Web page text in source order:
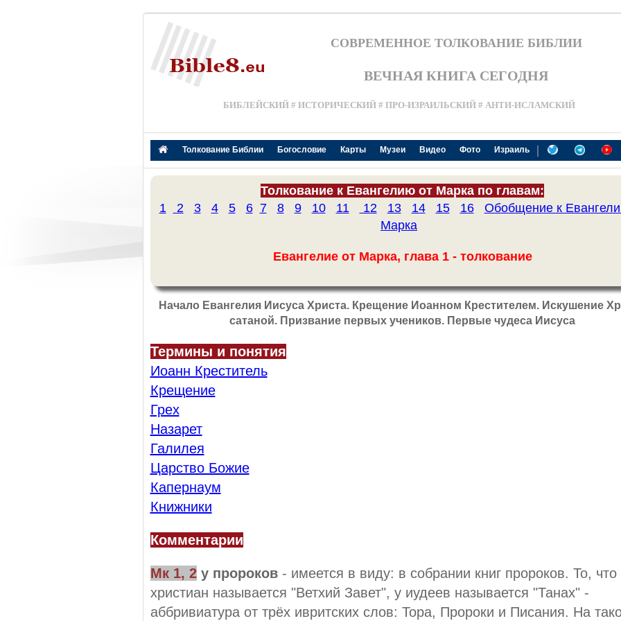
СОВРЕМЕННОЕ ТОЛКОВАНИЕ БИБЛИИ
ВЕЧНАЯ КНИГА СЕГОДНЯ
БИБЛЕЙСКИЙ # ИСТОРИЧЕСКИЙ # ПРО-ИЗРАИЛЬСКИЙ # АНТИ-ИСЛАМСКИЙ
Толкование Библии Богословие Карты Музеи Видео Фото Израиль |
Толкование к Евангелию от Марка по главам:
1
2 3 4 5 6 7 8 9 10 11 12 13 14 15 16
Обобщение к
Марка
Евангелие от Марка, глава 1 - толкование
Начало Евангелия Иисуса Христа. Крещение Иоанном Крестителем. Искушение
сатаной. Призвание первых учеников. Первые чудеса Иисуса
Термины и понятия
Иоанн Креститель
Крещение
Грех
Назарет
Галилея
Царство Божие
Капернаум
Книжники
Комментарии
Мк 1, 2у пророков- имеется в виду: в собрании книг пророков. То, что
христиан называется "Ветхий Завет", у иудеев называется "Танах" -
аббривиатура от трёх ивритских слов: Тора, Пророки и Писания. На